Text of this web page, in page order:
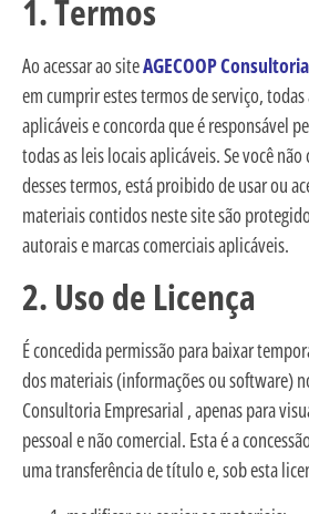
1. Termos
Ao acessar ao siteAGECOOP
em cumprir estes termos de serviço,
aplicáveis e concorda que é responsável
todas as leis locais aplicáveis. Se você
desses termos, está proibido de usar ou
materiais contidos neste site são
autorais e marcas comerciais aplicáveis.
2. Uso de Licença
É concedida permissão para baixar
dos materiais (informações ou software)
Consultoria Empresarial , apenas para
pessoal e não comercial. Esta é a
uma transferência de título e, sob esta